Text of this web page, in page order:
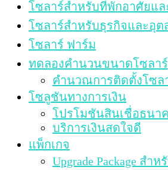
โซลาร์สำหรับที่พักอาศัยแล
โซลาร์สำหรับธุรกิจและอุต
โซลาร์ ฟาร์ม
ทดลองคำนวนขนาดโซลาร์
คำนวณการติดตั้งโซล
โซลูชันทางการเงิน
โปรโมชันสินเชื่อธนา
บริการเงินสดใจดี
แพ็กเกจ
Upgrade Package สำ